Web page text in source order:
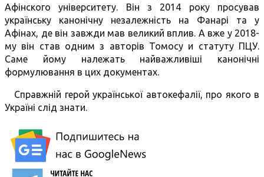
Афінского університету. Він з 2014 року просував
українську канонічну незалежність на Фанарі та у
Афінах, де він завжди мав великий вплив. А вже у 2018-
му він став одним з авторів Томосу и статуту ПЦУ.
Саме йому належать найважливіші канонічні
формулювання в цих документах.
Справжній герой української автокефалії, про якого в
Україні слід знати.